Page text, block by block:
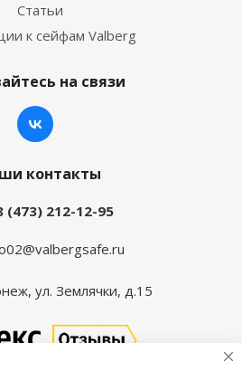
Статьи
к сейфам Valberg
на связи
контакты
(473) 212-12-95
ул. Землячки, д.15